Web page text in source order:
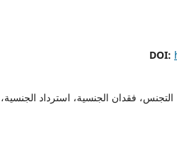
DOI:
التجنس، فقدان الجنسية، استرداد الجنسية،